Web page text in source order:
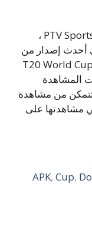
يا رفاق ، إذا كنت تبحث عن ملف PTV Sports APK ،
أحدث إصدار من
تطبيق PTV Sports واستمتع بمباريات T20 World Cup
المشاهدة
تتمكن من مشاهدة
مشاهدتها على
APK, Cup,